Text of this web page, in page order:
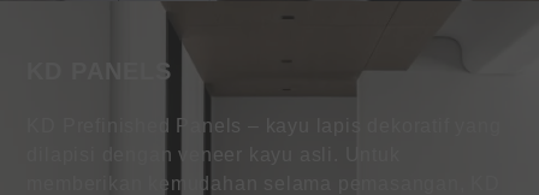
KD PANELS
KD Prefinished Panels – kayu lapis dekoratif yang
dilapisi dengan veneer kayu asli. Untuk
memberikan kemudahan selama pemasangan, KD